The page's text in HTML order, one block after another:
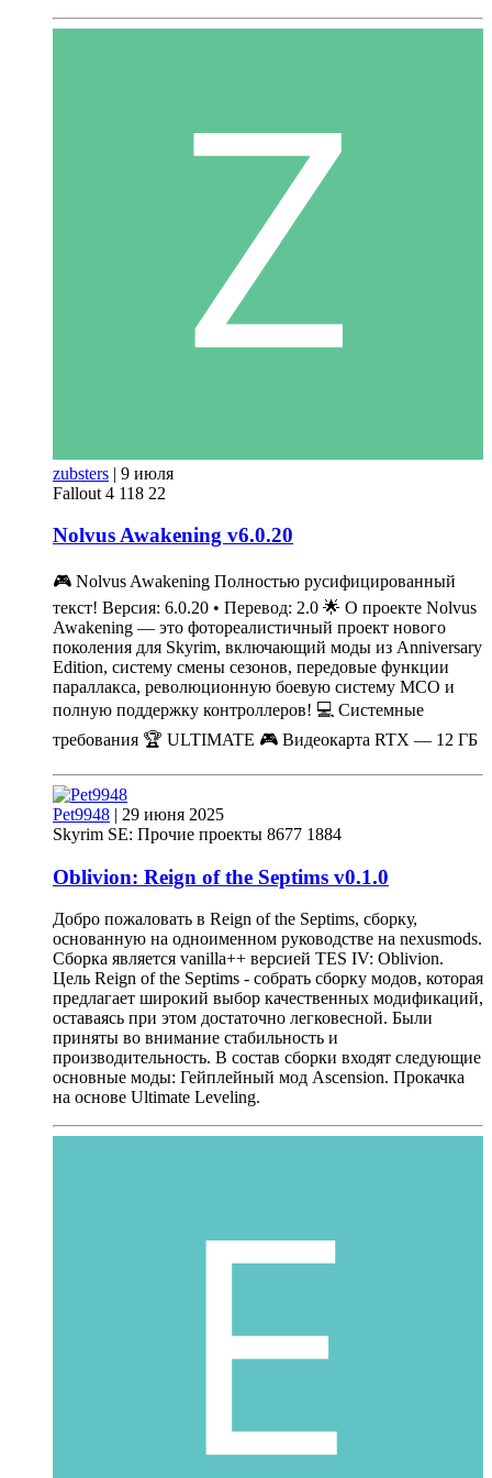
zubsters | 9 июля
Fallout 4 118 22
Nolvus Awakening v6.0.20
🎮 Nolvus Awakening Полностью русифицированный
текст! Версия: 6.0.20 • Перевод: 2.0 🌟 О проекте Nolvus
Awakening — это фотореалистичный проект нового
поколения для Skyrim, включающий моды из Anniversary
Edition, систему смены сезонов, передовые функции
параллакса, революционную боевую систему MCO и
полную поддержку контроллеров! 💻 Системные
требования 🏆 ULTIMATE 🎮 Видеокарта RTX — 12 ГБ
Pet9948 | 29 июня 2025
Skyrim SE: Прочие проекты 8677 1884
Oblivion: Reign of the Septims v0.1.0
Добро пожаловать в Reign of the Septims, сборку,
основанную на одноименном руководстве на nexusmods.
Сборка является vanilla++ версией TES IV: Oblivion.
Цель Reign of the Septims - собрать сборку модов, которая
предлагает широкий выбор качественных модификаций,
оставаясь при этом достаточно легковесной. Были
приняты во внимание стабильность и
производительность. В состав сборки входят следующие
основные моды: Гейплейный мод Ascension. Прокачка
на основе Ultimate Leveling.